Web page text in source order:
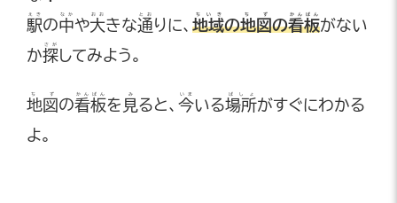
駅
えき
の中
なか
や大
おお
きな通
とお
りに、 地域
ちいき
の地図
ちず
の看板
かんばん
がない
か探
さが
してみよう。
地図
ちず
の看板
かんばん
を 見
み
ると、 今
いま
いる場所
ばしょ
がすぐにわかる
よ。